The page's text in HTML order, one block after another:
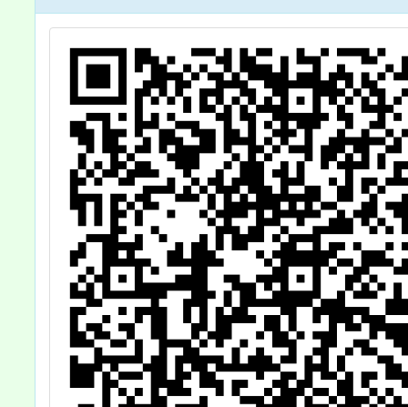
實驗高中認識
篇」